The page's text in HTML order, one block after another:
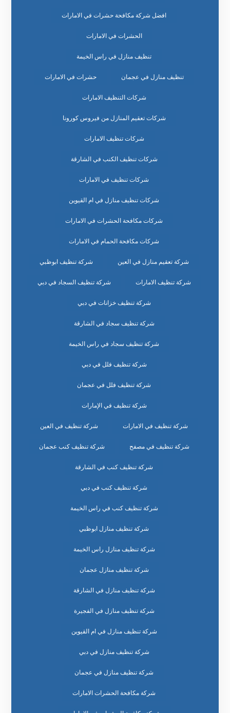
افضل شركة مكافحة حشرات في الامارات
الحشرات في الامارات
تنظيف منازل في راس الخيمة
تنظيف منازل في عجمان حشرات في الامارات
شركات التنظيف الامارات
شركات تعقيم المنازل من فيروس كورونا
شركات تنظيف الامارات
شركات تنظيف الكنب في الشارقة
شركات تنظيف في الامارات
شركات تنظيف منازل في ام القيوين
شركات مكافحة الحشرات في الامارات
شركات مكافحة الحمام في الامارات
شركة تعقيم منازل في العين شركة تنظيف ابوظبي
شركة تنظيف الامارات شركة تنظيف السجاد في دبي
شركة تنظيف خزانات في دبي
شركة تنظيف سجاد في الشارقة
شركة تنظيف سجاد في راس الخيمة
شركة تنظيف فلل في دبي
شركة تنظيف فلل في عجمان
شركة تنظيف في الإمارات
شركة تنظيف في الامارات شركة تنظيف في العين
شركة تنظيف في مصفح شركة تنظيف كنب عجمان
شركة تنظيف كنب في الشارقة
شركة تنظيف كنب في دبي
شركة تنظيف كنب في راس الخيمة
شركة تنظيف منازل ابوظبي
شركة تنظيف منازل راس الخيمة
شركة تنظيف منازل عجمان
شركة تنظيف منازل في الشارقة
شركة تنظيف منازل في الفجيرة
شركة تنظيف منازل في ام القيوين
شركة تنظيف منازل في دبي
شركة تنظيف منازل في عجمان
شركة مكافحة الحشرات الامارات